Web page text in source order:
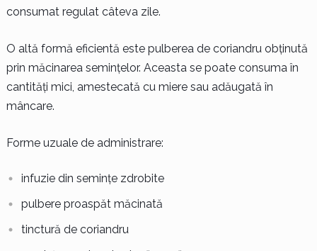
consumat regulat câteva zile.
O altă formă eficientă este pulberea de coriandru obținută
prin măcinarea semințelor. Aceasta se poate consuma în
cantități mici, amestecată cu miere sau adăugată în
mâncare.
Forme uzuale de administrare:
infuzie din semințe zdrobite
pulbere proaspăt măcinată
tinctură de coriandru